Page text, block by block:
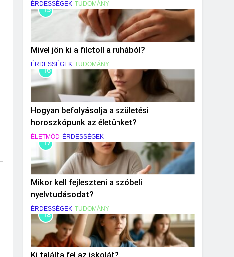
ÉRDESSÉGEK TUDOMÁNY
15
Mivel jön ki a filctoll a ruhából?
ÉRDESSÉGEK TUDOMÁNY
16
Hogyan befolyásolja a születési
horoszkópunk az életünket?
ÉLETMÓD ÉRDESSÉGEK
17
Mikor kell fejleszteni a szóbeli
nyelvtudásodat?
ÉRDESSÉGEK TUDOMÁNY
18
Ki találta fel az iskolát?